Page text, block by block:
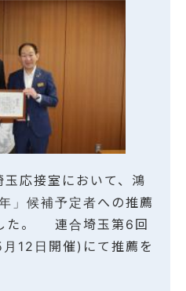
応接室において、鴻
」候補予定者への推薦
た。 連合埼玉第6回
12日開催)にて推薦を